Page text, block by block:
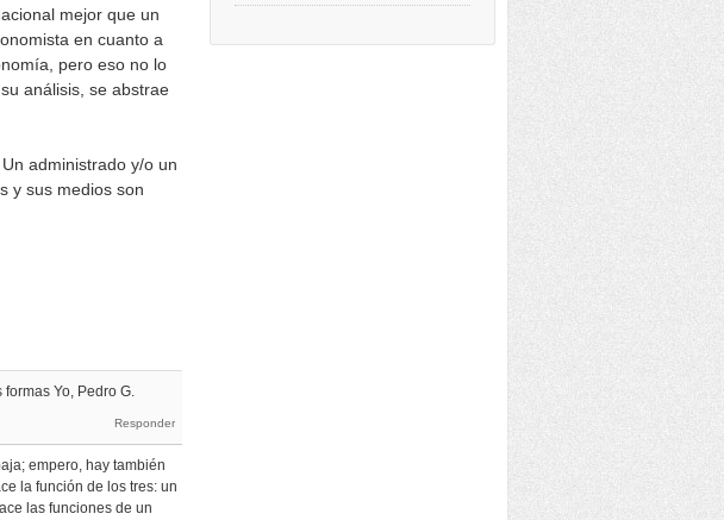
mejor que un
en cuanto a
pero eso no lo
análisis, se abstrae
administrado y/o un
y sus medios son
Yo, Pedro G.
empero, hay también
la función de los tres: un
las funciones de un